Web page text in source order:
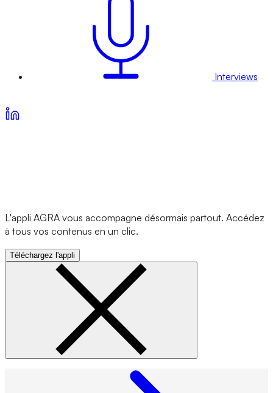
Interviews
L'appli AGRA vous accompagne désormais partout. Accédez
à tous vos contenus en un clic.
Téléchargez l'appli